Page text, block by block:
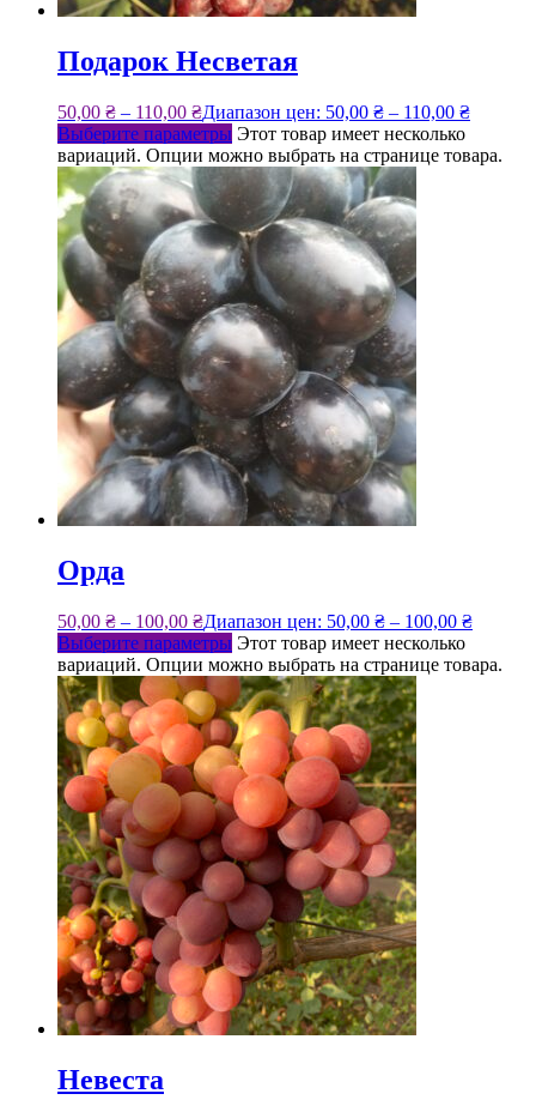
Подарок Несветая
50,00 ₴ – 110,00 ₴Диапазон цен: 50,00 ₴ – 110,00 ₴
Выберите параметры Этот товар имеет несколько
вариаций. Опции можно выбрать на странице товара.
Орда
50,00 ₴ – 100,00 ₴Диапазон цен: 50,00 ₴ – 100,00 ₴
Выберите параметры Этот товар имеет несколько
вариаций. Опции можно выбрать на странице товара.
Невеста